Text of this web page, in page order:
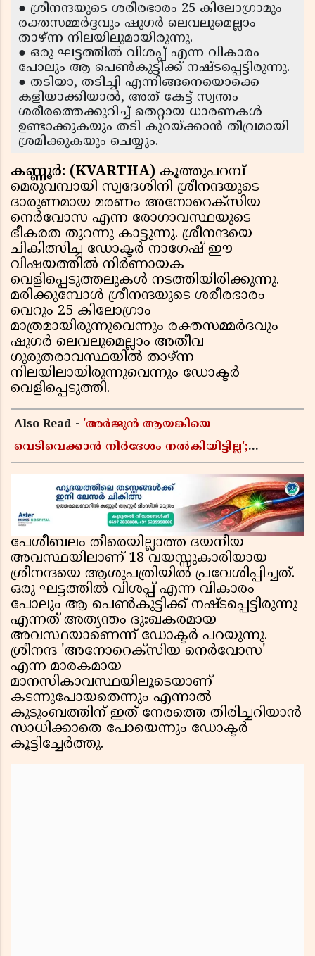
● ശ്രീനന്ദയുടെ ശരീരഭാരം 25 കിലോഗ്രാമും
രക്തസമ്മർദ്ദവും ഷുഗർ ലെവലുമെല്ലാം
താഴ്ന്ന നിലയിലുമായിരുന്നു.
● ഒരു ഘട്ടത്തിൽ വിശപ്പ് എന്ന വികാരം
പോലും ആ പെൺകുട്ടിക്ക് നഷ്ടപ്പെട്ടിരുന്നു.
● തടിയാ, തടിച്ചി എന്നിങ്ങനെയൊക്കെ
കളിയാക്കിയാൽ, അത് കേട്ട് സ്വന്തം
ശരീരത്തെക്കുറിച്ച് തെറ്റായ ധാരണകൾ
ഉണ്ടാക്കുകയും തടി കുറയ്ക്കാൻ തീവ്രമായി
ശ്രമിക്കുകയും ചെയ്യും.
കണ്ണൂർ: (KVARTHA) കൂത്തുപറമ്പ്
മെരുവമ്പായി സ്വദേശിനി ശ്രീനന്ദയുടെ
ദാരുണമായ മരണം അനോറെക്‌സിയ
നെർവോസ എന്ന രോഗാവസ്ഥയുടെ
ഭീകരത തുറന്നു കാട്ടുന്നു. ശ്രീനന്ദയെ
ചികിത്സിച്ച ഡോക്ടർ നാഗേഷ് ഈ
വിഷയത്തിൽ നിർണായക
വെളിപ്പെടുത്തലുകൾ നടത്തിയിരിക്കുന്നു.
മരിക്കുമ്പോൾ ശ്രീനന്ദയുടെ ശരീരഭാരം
വെറും 25 കിലോഗ്രാം
മാത്രമായിരുന്നുവെന്നും രക്തസമ്മർദവും
ഷുഗർ ലെവലുമെല്ലാം അതീവ
ഗുരുതരാവസ്ഥയിൽ താഴ്ന്ന
നിലയിലായിരുന്നുവെന്നും ഡോക്ടർ
വെളിപ്പെടുത്തി.
Also Read - 'അർജുൻ ആയങ്കിയെ
വെടിവെക്കാൻ നിർദേശം നൽകിയിട്ടില്ല';
ചെന്നിത്തല
പേശീബലം തീരെയില്ലാത്ത ദയനീയ
അവസ്ഥയിലാണ് 18 വയസ്സുകാരിയായ
ശ്രീനന്ദയെ ആശുപത്രിയിൽ പ്രവേശിപ്പിച്ചത്.
ഒരു ഘട്ടത്തിൽ വിശപ്പ് എന്ന വികാരം
പോലും ആ പെൺകുട്ടിക്ക് നഷ്ടപ്പെട്ടിരുന്നു
എന്നത് അത്യന്തം ദുഃഖകരമായ
അവസ്ഥയാണെന്ന് ഡോക്ടർ പറയുന്നു.
ശ്രീനന്ദ 'അനോറെക്‌സിയ നെർവോസ'
എന്ന മാരകമായ
മാനസികാവസ്ഥയിലൂടെയാണ്
കടന്നുപോയതെന്നും എന്നാൽ
കുടുംബത്തിന് ഇത് നേരത്തെ തിരിച്ചറിയാൻ
സാധിക്കാതെ പോയെന്നും ഡോക്ടർ
കൂട്ടിച്ചേർത്തു.